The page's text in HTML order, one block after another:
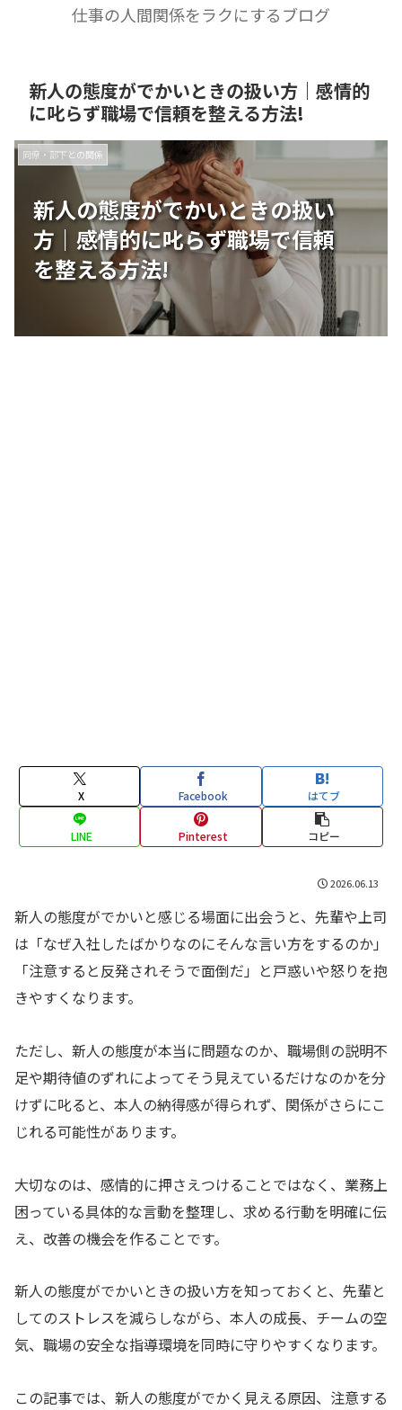
仕事の人間関係をラクにするブログ
新人の態度がでかいときの扱い方｜感情的
に叱らず職場で信頼を整える方法!
新人の態度がでかいときの扱い
方｜感情的に叱らず職場で信頼
を整える方法!
同僚・部下との関係
X Facebook はてブ
LINE Pinterest コピー
2026.06.13
新人の態度がでかいと感じる場面に出会うと、先輩や上司
は「なぜ入社したばかりなのにそんな言い方をするのか」
「注意すると反発されそうで面倒だ」と戸惑いや怒りを抱
きやすくなります。
ただし、新人の態度が本当に問題なのか、職場側の説明不
足や期待値のずれによってそう見えているだけなのかを分
けずに叱ると、本人の納得感が得られず、関係がさらにこ
じれる可能性があります。
大切なのは、感情的に押さえつけることではなく、業務上
困っている具体的な言動を整理し、求める行動を明確に伝
え、改善の機会を作ることです。
新人の態度がでかいときの扱い方を知っておくと、先輩と
してのストレスを減らしながら、本人の成長、チームの空
気、職場の安全な指導環境を同時に守りやすくなります。
この記事では、新人の態度がでかく見える原因、注意する